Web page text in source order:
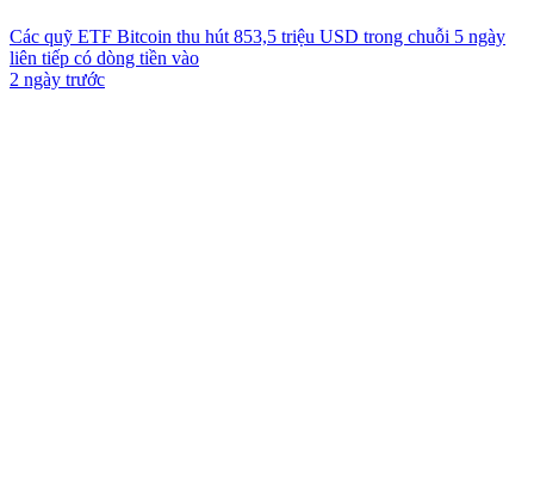
Các quỹ ETF Bitcoin thu hút 853,5 triệu USD trong chuỗi 5 ngày
liên tiếp có dòng tiền vào
2 ngày trước